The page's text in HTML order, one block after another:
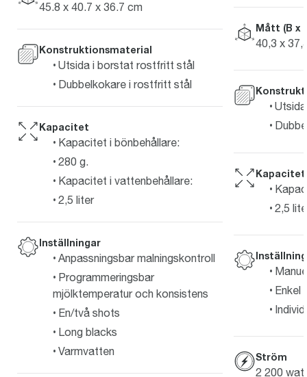
45.8 x 40.7 x 36.7 cm
Konstruktionsmaterial
Utsida i borstat rostfritt stål
Dubbelkokare i rostfritt stål
Kapacitet
Kapacitet i bönbehållare:
280 g.
Kapacitet i vattenbehållare:
2,5 liter
Inställningar
Anpassningsbar malningskontroll
Programmeringsbar
mjölktemperatur och konsistens
En/två shots
Long blacks
Varmvatten
Mått (B x
40,3 x
Kapacitet
2,5
Enkel
Ström
2 200